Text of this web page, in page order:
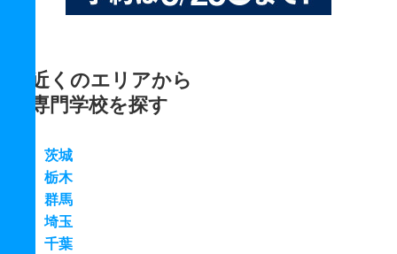
近くのエリアから
専門学校を探す
茨城
栃木
群馬
埼玉
千葉